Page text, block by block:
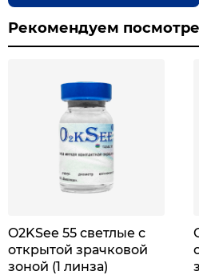
Рекомендуем
O2KSee 55 светлые с
открытой зрачковой
зоной (1 линза)